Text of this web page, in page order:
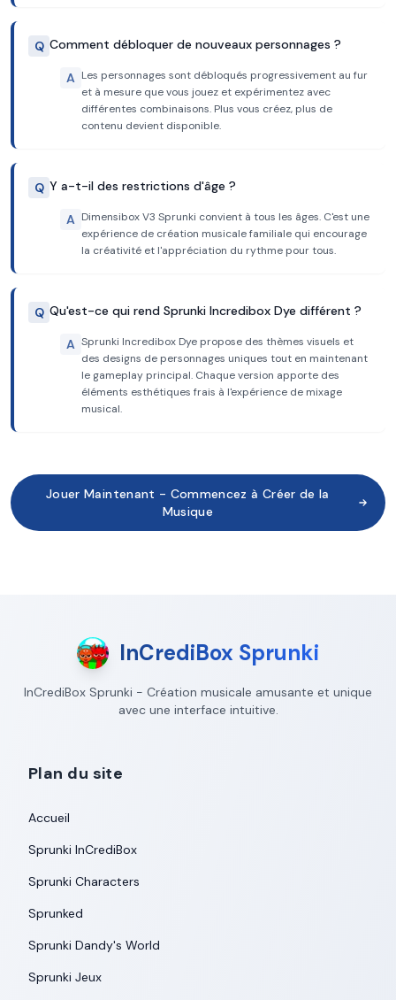
Q Comment débloquer de nouveaux personnages ?
A Les personnages sont débloqués progressivement au fur
et à mesure que vous jouez et expérimentez avec
différentes combinaisons. Plus vous créez, plus de
contenu devient disponible.
Q Y a-t-il des restrictions d'âge ?
A Dimensibox V3 Sprunki convient à tous les âges. C'est une
expérience de création musicale familiale qui encourage
la créativité et l'appréciation du rythme pour tous.
Q Qu'est-ce qui rend Sprunki Incredibox Dye différent ?
A Sprunki Incredibox Dye propose des thèmes visuels et
des designs de personnages uniques tout en maintenant
le gameplay principal. Chaque version apporte des
éléments esthétiques frais à l'expérience de mixage
musical.
Jouer Maintenant - Commencez à Créer de la
Musique
InCrediBox Sprunki
InCrediBox Sprunki - Création musicale amusante et unique
avec une interface intuitive.
Plan du site
Accueil
Sprunki InCrediBox
Sprunki Characters
Sprunked
Sprunki Dandy's World
Sprunki Jeux